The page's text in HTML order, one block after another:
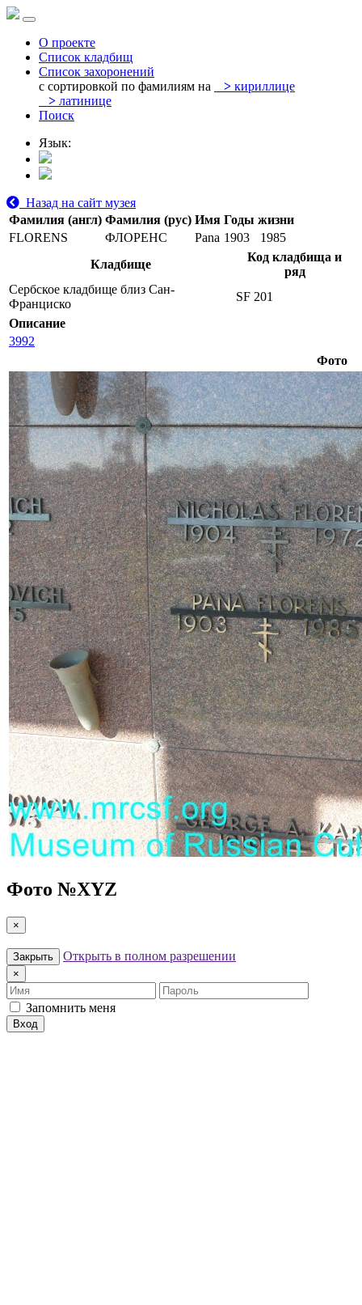
О проекте
Список кладбищ
Список захоронений
с сортировкой по фамилиям на
> кириллице
> латинице
Поиск
Язык:
Назад на сайт музея
Фамилия (англ) Фамилия (рус) Имя Годы жизни
FLORENS
ФЛОРЕНС Pana 1903
1985
Кладбище
Код кладбища и
ряд
Сербское кладбище близ Сан-
Франциско
SF 201
Описание
3992
Фото
Фото №XYZ
×
Закрыть Открыть в полном разрешении
×
Имя
Пароль
Запомнить меня
Вход